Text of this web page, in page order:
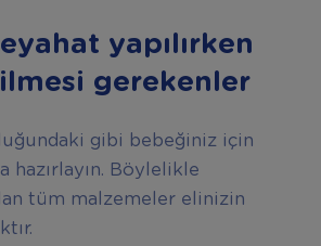
yapılırken
gerekenler
gibi bebeğiniz için
hazırlayın. Böylelikle
tüm malzemeler elinizin